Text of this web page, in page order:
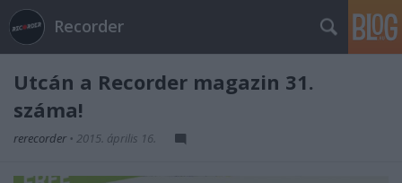
Recorder
Utcán a Recorder magazin 31.
száma!
rerecorder • 2015. április 16.